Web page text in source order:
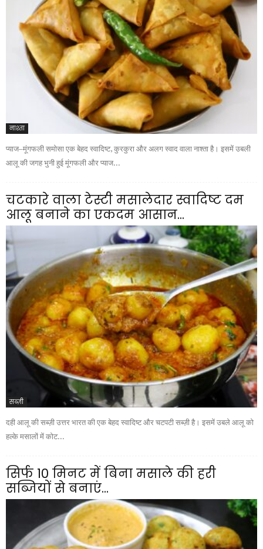
नाश्ता
प्याज–मूंगफली समोसा एक बेहद स्वादिष्ट, कुरकुरा और अलग स्वाद वाला नाश्ता है। इसमें उबली
आलू की जगह भुनी हुई मूंगफली और प्याज...
चटकारे वाला टेस्टी मसालेदार स्वादिष्ट दम
आलू बनाने का एकदम आसान...
सब्ज़ी
दही आलू की सब्ज़ी उत्तर भारत की एक बेहद स्वादिष्ट और चटपटी सब्ज़ी है। इसमें उबले आलू को
हल्के मसालों में कोट...
सिर्फ 10 मिनट में बिना मसाले की हरी
सब्जियों से बनाएं...